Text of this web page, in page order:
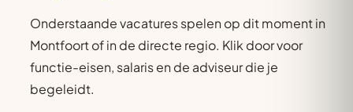
Onderstaande vacatures spelen op dit moment in
Montfoort of in de directe regio. Klik door voor
functie-eisen, salaris en de adviseur die je
begeleidt.